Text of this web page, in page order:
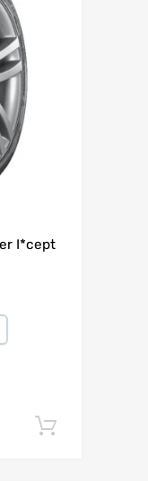
I*cept